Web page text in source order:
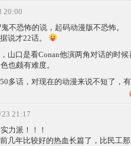
20:00
不恐怖的说，起码动漫版不恐怖。
说才22话。
山口是看Conan他演两角对话的时
也颇有难度。
多话，对现在的动漫来说不短了，
21:17
力派！！！
几年比较好的热血长篇了，比民工